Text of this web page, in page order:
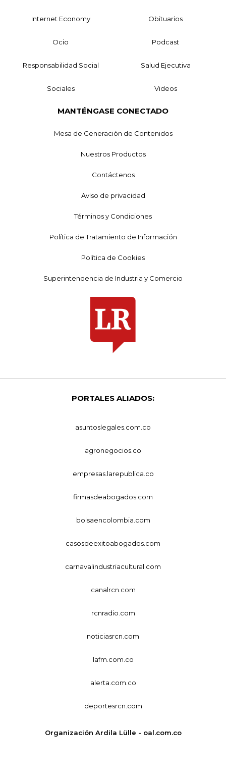
Internet Economy Obituarios
Ocio Podcast
Responsabilidad Social Salud Ejecutiva
Sociales Videos
MANTÉNGASE CONECTADO
Mesa de Generación de Contenidos
Nuestros Productos
Contáctenos
Aviso de privacidad
Términos y Condiciones
Política de Tratamiento de Información
Política de Cookies
Superintendencia de Industria y Comercio
PORTALES ALIADOS:
asuntoslegales.com.co
agronegocios.co
empresas.larepublica.co
firmasdeabogados.com
bolsaencolombia.com
casosdeexitoabogados.com
carnavalindustriacultural.com
canalrcn.com
rcnradio.com
noticiasrcn.com
lafm.com.co
alerta.com.co
deportesrcn.com
Organización Ardila Lülle - oal.com.co